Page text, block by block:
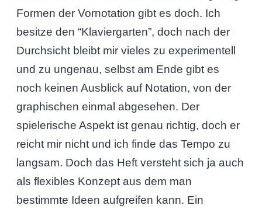
Formen der Vornotation gibt es doch. Ich
besitze den “Klaviergarten”, doch nach der
Durchsicht bleibt mir vieles zu experimentell
und zu ungenau, selbst am Ende gibt es
noch keinen Ausblick auf Notation, von der
graphischen einmal abgesehen. Der
spielerische Aspekt ist genau richtig, doch er
reicht mir nicht und ich finde das Tempo zu
langsam. Doch das Heft versteht sich ja auch
als flexibles Konzept aus dem man
bestimmte Ideen aufgreifen kann. Ein